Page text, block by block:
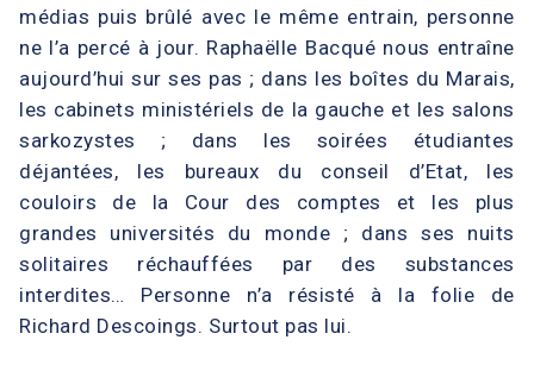
médias puis brûlé avec le même entrain, personne
ne l’a percé à jour. Raphaëlle Bacqué nous entraîne
aujourd’hui sur ses pas ; dans les boîtes du Marais,
les cabinets ministériels de la gauche et les salons
sarkozystes ; dans les soirées étudiantes
déjantées, les bureaux du conseil d’Etat, les
couloirs de la Cour des comptes et les plus
grandes universités du monde ; dans ses nuits
solitaires réchauffées par des substances
interdites… Personne n’a résisté à la folie de
Richard Descoings. Surtout pas lui.